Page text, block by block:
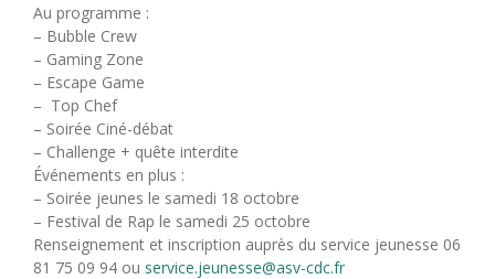
Au programme :
– Bubble Crew
– Gaming Zone
– Escape Game
– Top Chef
– Soirée Ciné-débat
– Challenge + quête interdite
Événements en plus :
– Soirée jeunes le samedi 18 octobre
– Festival de Rap le samedi 25 octobre
Renseignement et inscription auprès du service jeunesse 06
81 75 09 94 ou service.jeunesse@asv-cdc.fr